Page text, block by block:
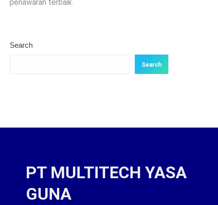
penawaran terbaik.
Search
Search
PT MULTITECH YASA
GUNA